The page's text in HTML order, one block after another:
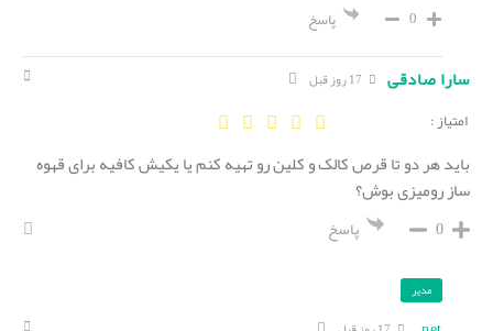
0 پاسخ
سارا صادقی
امتیاز :
باید هر دو تا قرص کالک و کلین رو تهیه کنم یا یکیش کافیه برای قهوه
ساز رومیزی بوش؟
0 پاسخ
مدیر